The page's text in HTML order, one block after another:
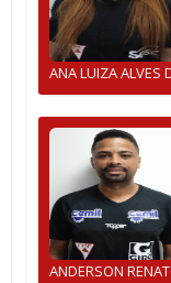
ANA LUIZA ALVES
ANDERSON